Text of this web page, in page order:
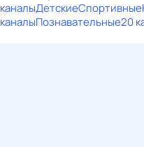
каналыДетскиеСпортивные
каналыПознавательные20